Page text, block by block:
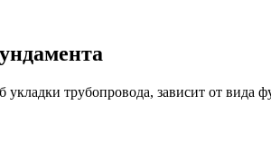
трубопровода, зависит от вида